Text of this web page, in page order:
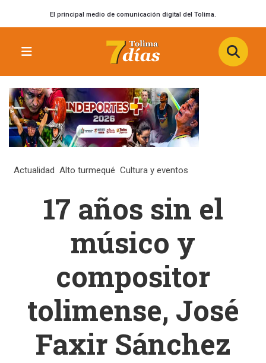
El principal medio de comunicación digital del Tolima.
Actualidad Alto turmequé Cultura y eventos
17 años sin el
músico y
compositor
tolimense, José
Faxir Sánchez